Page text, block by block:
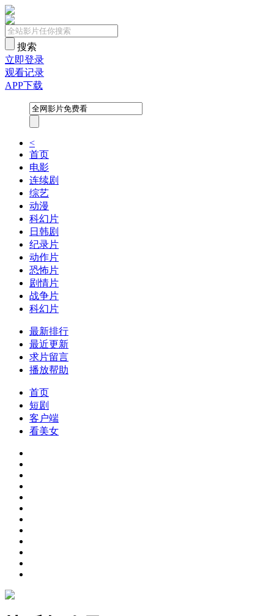
搜索
立即登录
观看记录
APP下载
<
首页
电影
连续剧
综艺
动漫
科幻片
日韩剧
纪录片
动作片
恐怖片
剧情片
战争片
科幻片
最新排行
最近更新
求片留言
播放帮助
首页
短剧
客户端
看美女